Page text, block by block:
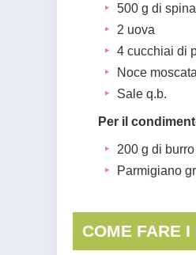
500 g di
2 uova
4 cucchiai di
Noce
Sale q.b.
Per il
200 g di burro
Parmigiano
COME FARE